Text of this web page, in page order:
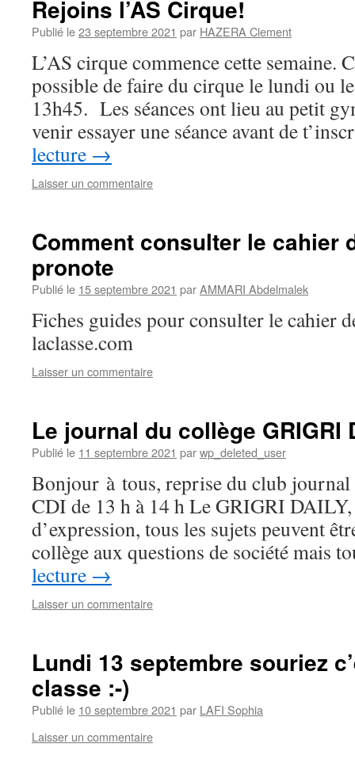
Rejoins l’AS Cirque!
Publié le23 septembre 2021 par HAZERA Clement
L’AS cirque commence cette semaine.
possible de faire du cirque le lundi ou
13h45. Les séances ont lieu au petit
venir essayer une séance avant de
lecture →
Laisser un commentaire
Comment consulter le cahier
pronote
Publié le 15 septembre 2021 parAMMARI Abdelmalek
Fiches guides pour consulter le cahier
laclasse.com
Laisser un commentaire
Le journal du collège GRIGRI
Publié le 11 septembre 2021 parwp_deleted_user
Bonjour à tous, reprise du club journal
CDI de 13 h à 14 h Le GRIGRI DAILY,
d’expression, tous les sujets peuvent
collège aux questions de société mais
lecture →
Laisser un commentaire
Lundi 13 septembre souriez
classe :-)
Publié le 10 septembre 2021 par LAFI Sophia
Laisser un commentaire